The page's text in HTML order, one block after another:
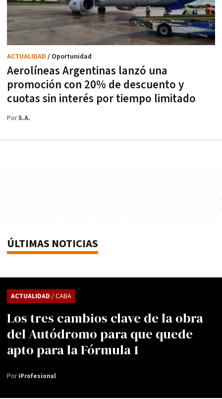
Aerolíneas Argentinas lanzó una
promoción con 20% de descuento y
cuotas sin interés por tiempo limitado
ACTUALIDAD / Oportunidad
PorS.A.
ÚLTIMAS NOTICIAS
Los tres cambios clave de la obra
del Autódromo para que quede
apto para la Fórmula 1
ACTUALIDAD / CABA
PoriProfesional